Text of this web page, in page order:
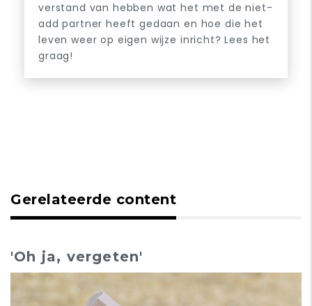
verstand van hebben wat het met de niet-
add partner heeft gedaan en hoe die het
leven weer op eigen wijze inricht? Lees het
graag!
Gerelateerde content
'Oh ja, vergeten'